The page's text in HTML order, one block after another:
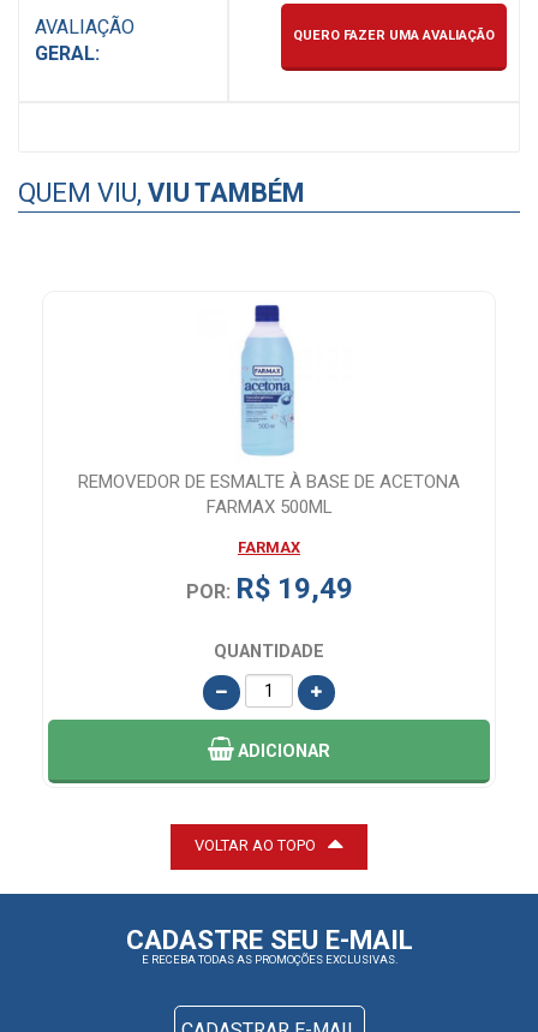
AVALIAÇÃO
GERAL:
QUERO FAZER UMA AVALIAÇÃO
QUEM VIU, VIU TAMBÉM
REMOVEDOR DE ESMALTE À BASE DE ACETONA
FARMAX 500ML
FARMAX
POR: R$ 19,49
QUANTIDADE
ADICIONAR
VOLTAR AO TOPO
CADASTRE SEU E-MAIL
E RECEBA TODAS AS PROMOÇÕES EXCLUSIVAS.